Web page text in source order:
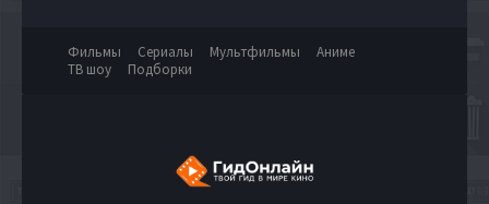
Фильмы Сериалы Мультфильмы
Аниме
ТВ шоу
Подборки